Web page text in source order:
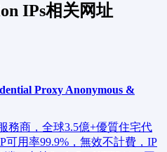
IPs相关网址
Proxy Anonymous &
務商，全球3.5億+優質住宅代
可用率99.9%，無效不計費，IP